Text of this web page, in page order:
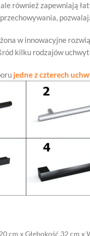
również zapewniają
w innowacyjne
kilku rodzajów
jedne z czterech
cm x Głębokość 32 cm